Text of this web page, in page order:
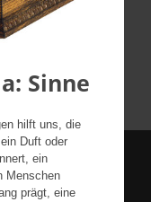
Sinne
hilft uns, die
Duft oder
ein
Menschen
prägt, eine